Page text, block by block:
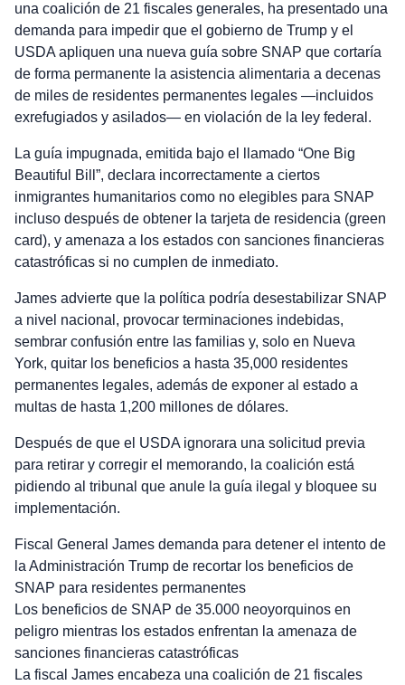
una coalición de 21 fiscales generales, ha presentado una
demanda para impedir que el gobierno de Trump y el
USDA apliquen una nueva guía sobre SNAP que cortaría
de forma permanente la asistencia alimentaria a decenas
de miles de residentes permanentes legales —incluidos
exrefugiados y asilados— en violación de la ley federal.
La guía impugnada, emitida bajo el llamado “One Big
Beautiful Bill”, declara incorrectamente a ciertos
inmigrantes humanitarios como no elegibles para SNAP
incluso después de obtener la tarjeta de residencia (green
card), y amenaza a los estados con sanciones financieras
catastróficas si no cumplen de inmediato.
James advierte que la política podría desestabilizar SNAP
a nivel nacional, provocar terminaciones indebidas,
sembrar confusión entre las familias y, solo en Nueva
York, quitar los beneficios a hasta 35,000 residentes
permanentes legales, además de exponer al estado a
multas de hasta 1,200 millones de dólares.
Después de que el USDA ignorara una solicitud previa
para retirar y corregir el memorando, la coalición está
pidiendo al tribunal que anule la guía ilegal y bloquee su
implementación.
Fiscal General James demanda para detener el intento de
la Administración Trump de recortar los beneficios de
SNAP para residentes permanentes
Los beneficios de SNAP de 35.000 neoyorquinos en
peligro mientras los estados enfrentan la amenaza de
sanciones financieras catastróficas
La fiscal James encabeza una coalición de 21 fiscales